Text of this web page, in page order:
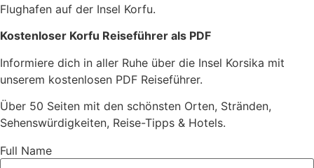
Flughafen auf der Insel Korfu.
Kostenloser Korfu Reiseführer als PDF
Informiere dich in aller Ruhe über die Insel Korsika mit
unserem kostenlosen PDF Reiseführer.
Über 50 Seiten mit den schönsten Orten, Stränden,
Sehenswürdigkeiten, Reise-Tipps & Hotels.
Full Name